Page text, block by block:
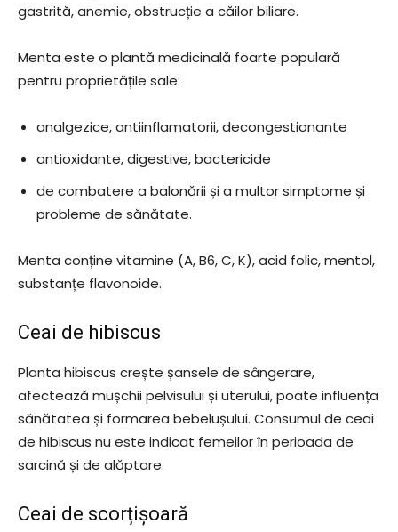
gastrită, anemie, obstrucție a căilor biliare.
Menta este o plantă medicinală foarte populară
pentru proprietățile sale:
analgezice, antiinflamatorii, decongestionante
antioxidante, digestive, bactericide
de combatere a balonării și a multor simptome și
probleme de sănătate.
Menta conține vitamine (A, B6, C, K), acid folic, mentol,
substanțe flavonoide.
Ceai de hibiscus
Planta hibiscus crește șansele de sângerare,
afectează mușchii pelvisului și uterului, poate influența
sănătatea și formarea bebelușului. Consumul de ceai
de hibiscus nu este indicat femeilor în perioada de
sarcină și de alăptare.
Ceai de scorțișoară